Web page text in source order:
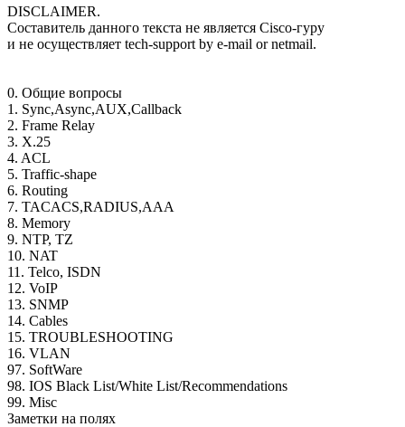
DISCLAIMER.
Составитель данного текста не является Cisco-гуру
и не осуществляет tech-support by e-mail or netmail.
0. Общие вопросы
1. Sync,Async,AUX,Callback
2. Frame Relay
3. X.25
4. ACL
5. Traffic-shape
6. Routing
7. TACACS,RADIUS,AAA
8. Memory
9. NTP, TZ
10. NAT
11. Telco, ISDN
12. VoIP
13. SNMP
14. Cables
15. TROUBLESHOOTING
16. VLAN
97. SoftWare
98. IOS Black List/White List/Recommendations
99. Misc
Заметки на полях